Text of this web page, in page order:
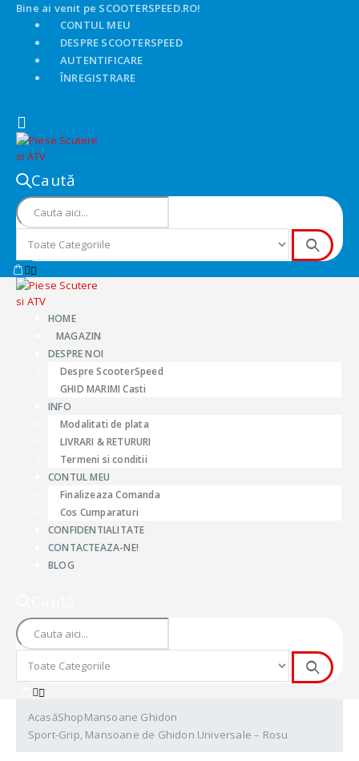
Bine ai venit pe SCOOTERSPEED.RO!
CONTUL MEU
DESPRE SCOOTERSPEED
AUTENTIFICARE
ÎNREGISTRARE
Caută
HOME
MAGAZIN
DESPRE NOI
Despre ScooterSpeed
GHID MARIMI Casti
INFO
Modalitati de plata
LIVRARI & RETURURI
Termeni si conditii
CONTUL MEU
Finalizeaza Comanda
Cos Cumparaturi
CONFIDENTIALITATE
CONTACTEAZA-NE!
BLOG
AcasăShopMansoane Ghidon
Sport-Grip, Mansoane de Ghidon Universale – Rosu